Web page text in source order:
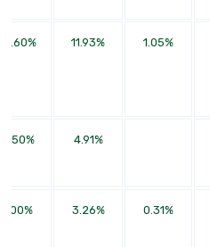
1.05%
11.93%
4.91%
0.31%
3.26%
2.00%